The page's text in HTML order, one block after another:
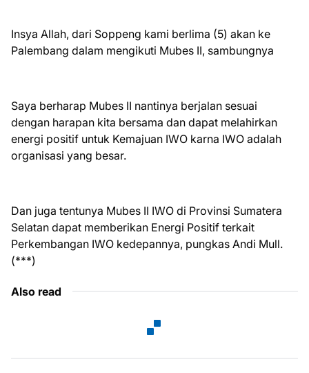
Insya Allah, dari Soppeng kami berlima (5) akan ke
Palembang dalam mengikuti Mubes II, sambungnya
Saya berharap Mubes II nantinya berjalan sesuai
dengan harapan kita bersama dan dapat melahirkan
energi positif untuk Kemajuan IWO karna IWO adalah
organisasi yang besar.
Dan juga tentunya Mubes II IWO di Provinsi Sumatera
Selatan dapat memberikan Energi Positif terkait
Perkembangan IWO kedepannya, pungkas Andi Mull.
(***)
Also read